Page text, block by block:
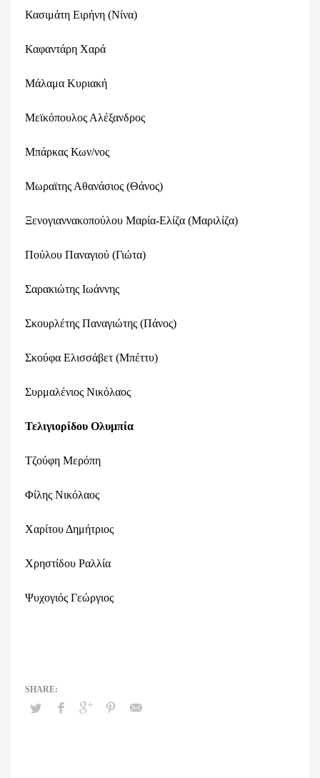
Κασιμάτη Ειρήνη (Νίνα)
Καφαντάρη Χαρά
Μάλαμα Κυριακή
Μεϊκόπουλος Αλέξανδρος
Μπάρκας Κων/νος
Μωραϊτης Αθανάσιος (Θάνος)
Ξενογιαννακοπούλου Μαρία-Ελίζα (Μαριλίζα)
Πούλου Παναγιού (Γιώτα)
Σαρακιώτης Ιωάννης
Σκουρλέτης Παναγιώτης (Πάνος)
Σκούφα Ελισσάβετ (Μπέττυ)
Συρμαλένιος Νικόλαος
Τελιγιορίδου Ολυμπία
Τζούφη Μερόπη
Φίλης Νικόλαος
Χαρίτου Δημήτριος
Χρηστίδου Ραλλία
Ψυχογιός Γεώργιος